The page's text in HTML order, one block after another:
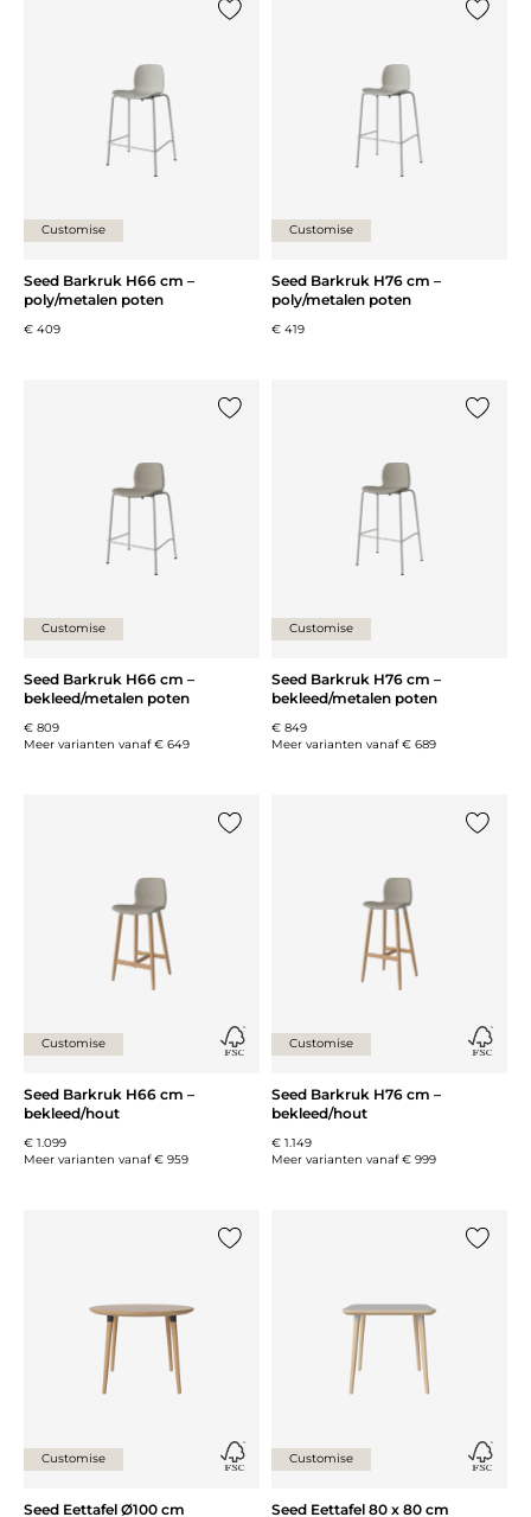
Customise
Seed Barkruk H66 cm –
poly/metalen poten
€ 409
Customise
Seed Barkruk H76 cm –
poly/metalen poten
€ 419
Customise
Seed Barkruk H66 cm –
bekleed/metalen poten
€ 809
Meer varianten vanaf€ 649
Customise
Seed Barkruk H76 cm –
bekleed/metalen poten
€ 849
Meer varianten vanaf€ 689
Customise
Seed Barkruk H66 cm –
bekleed/hout
€ 1.099
Meer varianten vanaf€ 959
Customise
Seed Barkruk H76 cm –
bekleed/hout
€ 1.149
Meer varianten vanaf€ 999
Customise
Seed Eettafel Ø100 cm
Customise
Seed Eettafel 80 x 80 cm